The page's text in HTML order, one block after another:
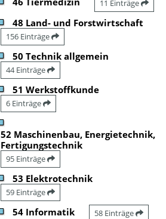
11 Einträge
48 Land- und Forstwirtschaft
156 Einträge
50 Technik allgemein
44 Einträge
51 Werkstoffkunde
6 Einträge
52 Maschinenbau, Energietechnik,
Fertigungstechnik
95 Einträge
53 Elektrotechnik
59 Einträge
54 Informatik 58 Einträge